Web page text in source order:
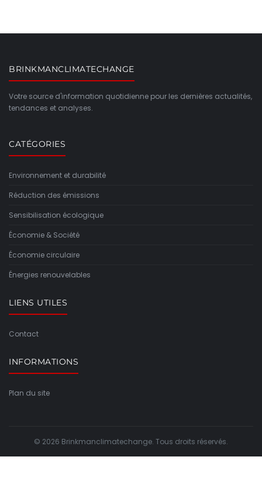
BRINKMANCLIMATECHANGE
Votre source d'information quotidienne pour les dernières actualités,
tendances et analyses.
CATÉGORIES
Environnement et durabilité
Réduction des émissions
Sensibilisation écologique
Économie & Société
Économie circulaire
Énergies renouvelables
LIENS UTILES
Contact
INFORMATIONS
Plan du site
© 2026 Brinkmanclimatechange. Tous droits réservés.